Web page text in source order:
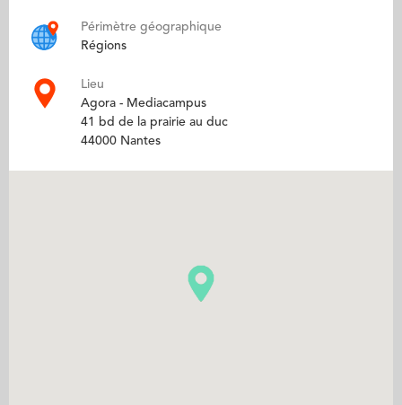
Périmètre géographique
Régions
Lieu
Agora - Mediacampus
41 bd de la prairie au duc
44000 Nantes